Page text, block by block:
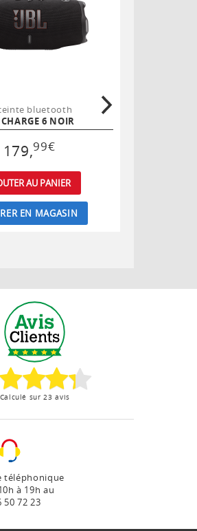
bluetooth
CHARGE 6 NOIR
179,99€
AU PANIER
EN MAGASIN
Calculé sur 23 avis
téléphonique
à 19h au
50 72 23